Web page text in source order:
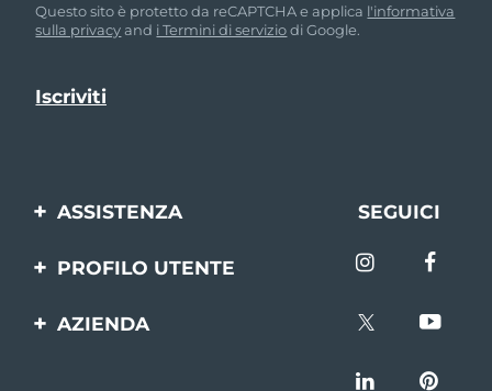
Questo sito è protetto da reCAPTCHA e applica l'informativa
sulla privacyand i Termini di serviziodi Google.
ASSISTENZA
Contattaci
SEGUICI
PROFILO UTENTE
prodotto
AZIENDA